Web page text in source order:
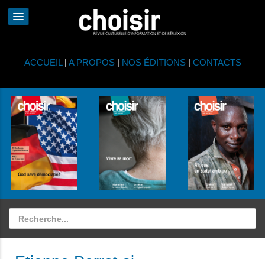
ACCUEIL | A PROPOS| NOS ÉDITIONS| CONTACTS